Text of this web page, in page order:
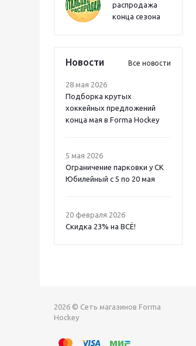
распродажа
конца сезона
Новости Все новости
28 мая 2026
Подборка крутых
хоккейных предложений
конца мая в Forma Hockey
5 мая 2026
Ограничение парковки у СК
Юбилейный с 5 по 20 мая
20 февраля 2026
Скидка 23% на ВСË!
2026 © Сеть магазинов Forma
Hockey